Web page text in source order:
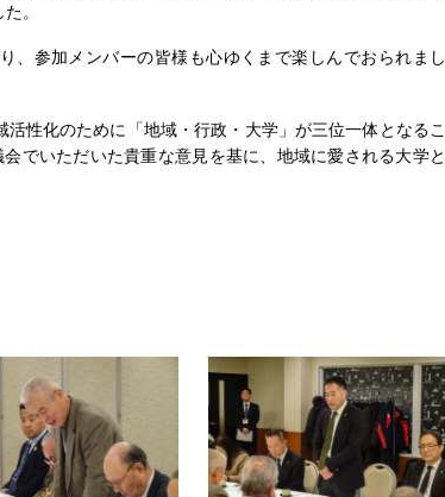
。
、参加メンバーの皆様も心ゆくまで楽しんでおられまし
性化のために「地域・行政・大学」が三位一体となるこ
でいただいた貴重な意見を基に、地域に愛される大学と